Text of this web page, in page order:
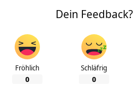
Dein Feedback?
Fröhlich
0
Schläfrig
0